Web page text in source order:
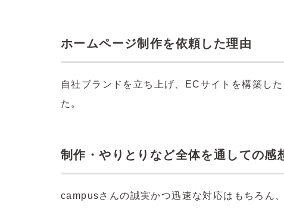
ホームページ制作を依頼した理由
自社ブランドを立ち上げ、ECサイトを構築し
た。
制作・やりとりなど全体を通しての感
campusさんの誠実かつ迅速な対応はもちろん